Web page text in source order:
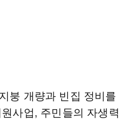
붕 개량과 빈집 정비
사업, 주민들의 자생